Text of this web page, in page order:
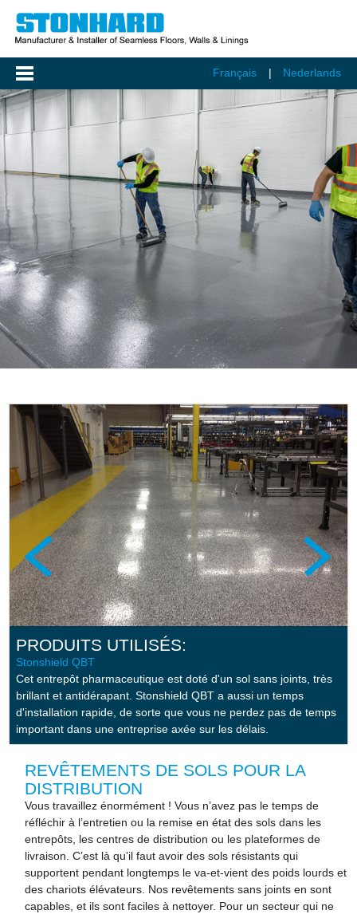
Français Nederlands
PRODUITS UTILISÉS:
Stonshield QBT
Cet entrepôt pharmaceutique est doté d'un sol sans joints, très
brillant et antidérapant. Stonshield QBT a aussi un temps
d'installation rapide, de sorte que vous ne perdez pas de temps
important dans une entreprise axée sur les délais.
Stonclad GS
Stonclad GS
REVÊTEMENTS DE SOLS POUR LA
DISTRIBUTION
Vous travaillez énormément ! Vous n’avez pas le temps de
réfléchir à l’entretien ou la remise en état des sols dans les
entrepôts, les centres de distribution ou les plateformes de
livraison. C’est là qu’il faut avoir des sols résistants qui
supportent pendant longtemps le va-et-vient des poids lourds et
des chariots élévateurs. Nos revêtements sans joints en sont
capables, et ils sont faciles à nettoyer. Pour un secteur qui ne